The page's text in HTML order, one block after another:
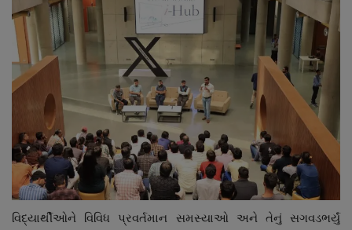
વિદ્યાર્થીઓને વિવિધ પ્રવર્તમાન સમસ્યાઓ અને તેનું સગવડભર્યું